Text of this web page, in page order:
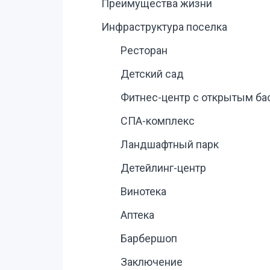
Преимущества жизни
Инфраструктура поселка
Ресторан
Детский сад
Фитнес-центр с открытым
СПА-комплекс
Ландшафтный парк
Детейлинг-центр
Винотека
Аптека
Барбершоп
Заключение